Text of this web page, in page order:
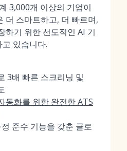
3,000개 이상의 기업이
더 스마트하고, 더 빠르며,
하기 위한 선도적인 AI 기
있습니다.
3배 빠른 스크리닝 및
동화를 위한 완전한 ATS
준수 기능을 갖춘 글로